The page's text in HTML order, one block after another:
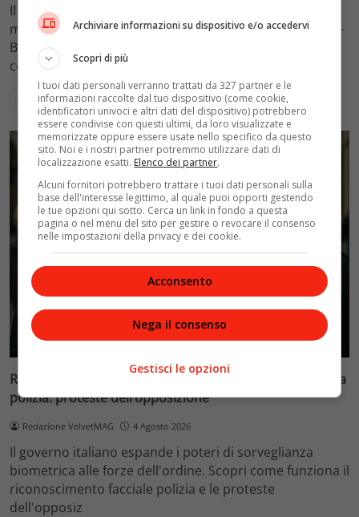
Il Tribunale di Roma ha fissato l'assegno di
mantenimento figli a 10.900 euro mensili nel caso Totti-
Blasi, respingendo la richiesta di 20mila euro della
conduttrice.
Leggi di più
Politica
Riconoscimento facciale, il governo accelera i poteri alla
polizia: proteste dell’opposizione
Redazione VelvetMAG 4 Agosto 2026
Il governo italiano espande i poteri di sorveglianza
biometrica alle forze dell'ordine. Scopri come funziona il
riconoscimento facciale polizia e le proteste
dell'opposiz
Archiviare informazioni su dispositivo e/o accedervi
Scopri di più
I tuoi dati personali verranno trattati da 327 partner e le
informazioni raccolte dal tuo dispositivo (come cookie,
identificatori univoci e altri dati del dispositivo) potrebbero
essere condivise con questi ultimi, da loro visualizzate e
memorizzate oppure essere usate nello specifico da questo
sito. Noi e i nostri partner potremmo utilizzare dati di
localizzazione esatti. Elenco dei partner.
Alcuni fornitori potrebbero trattare i tuoi dati personali sulla
base dell'interesse legittimo, al quale puoi opporti gestendo
le tue opzioni qui sotto. Cerca un link in fondo a questa
pagina o nel menu del sito per gestire o revocare il consenso
nelle impostazioni della privacy e dei cookie.
Acconsento
Nega il consenso
Gestisci le opzioni